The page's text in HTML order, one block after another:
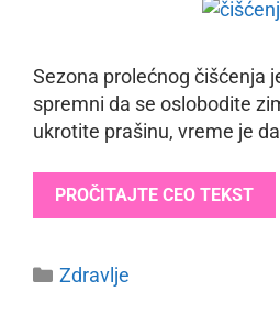
Sezona prolećnog čišćenja
spremni da se oslobodite
ukrotite prašinu, vreme je
PROČITAJTE CEO TEKST
Categories
Zdravlje